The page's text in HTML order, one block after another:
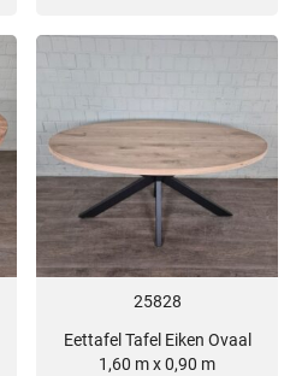
25828
Eettafel Tafel Eiken Ovaal
1,60 m x 0,90 m